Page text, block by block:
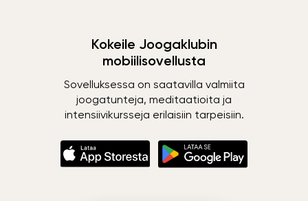
Kokeile Joogaklubin
mobiilisovellusta
Sovelluksessa on saatavilla valmiita
joogatunteja, meditaatioita ja
intensiivikursseja erilaisiin tarpeisiin.